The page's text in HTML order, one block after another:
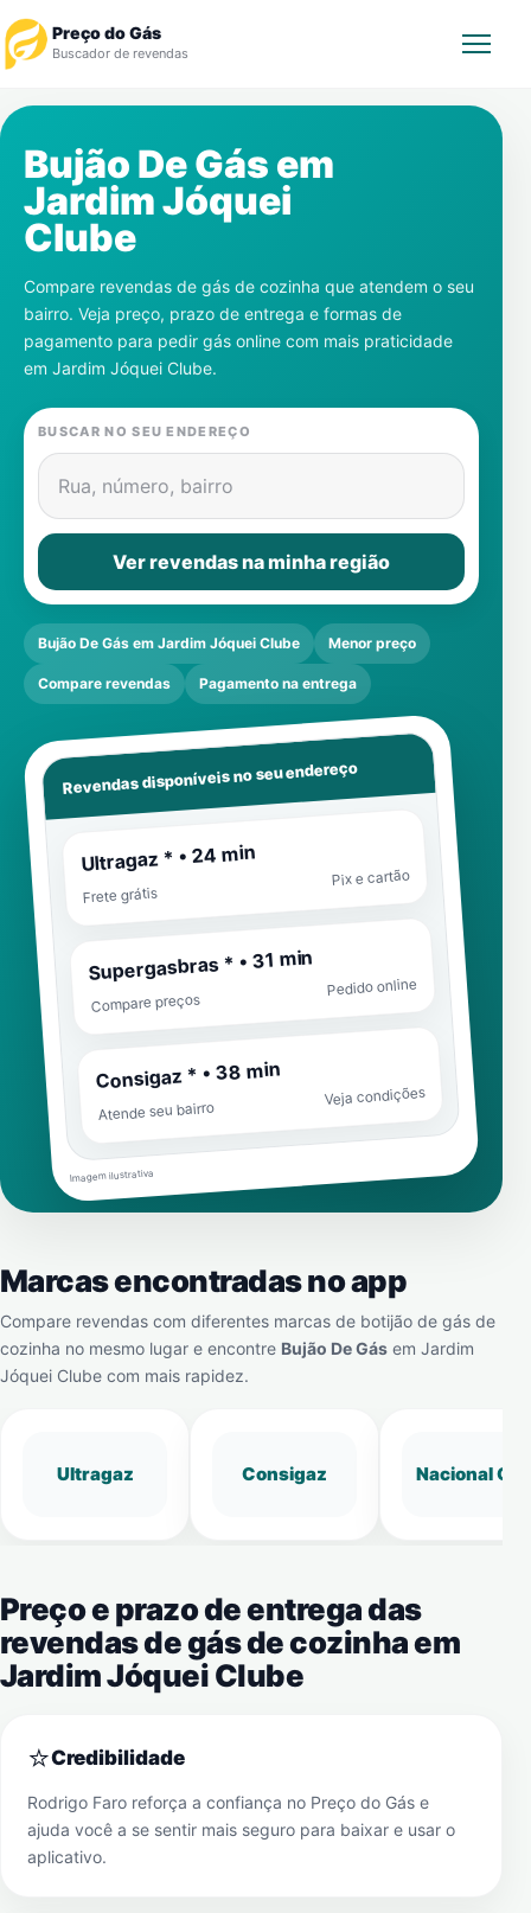
Preço do Gás
Buscador de revendas
Revendedor
Notícias
Cadastre-se
Gás
Contatos
Bujão De Gás em
Jardim Jóquei
Clube
Compare revendas de gás de cozinha que atendem o seu
bairro. Veja preço, prazo de entrega e formas de
pagamento para pedir gás online com mais praticidade
em Jardim Jóquei Clube.
BUSCAR NO SEU ENDEREÇO
Rua, número, bairro
Ver revendas na minha região
Bujão De Gás em Jardim Jóquei Clube Menor preço
Compare revendas Pagamento na entrega
Revendas disponíveis no seu endereço
Ultragaz * • 24 min
Frete grátis
Pix e cartão
Supergasbras * • 31 min
Compare preços
Pedido online
Consigaz * • 38 min
Atende seu bairro
Veja condições
Imagem ilustrativa
Marcas encontradas no app
Compare revendas com diferentes marcas de botijão de gás de
cozinha no mesmo lugar e encontre Bujão De Gás em Jardim
Jóquei Clube com mais rapidez.
Ultragaz Consigaz Nacional Gás
Preço e prazo de entrega das
revendas de gás de cozinha em
Jardim Jóquei Clube
⭐Credibilidade
Rodrigo Faro reforça a confiança no Preço do Gás e
ajuda você a se sentir mais seguro para baixar e usar o
aplicativo.